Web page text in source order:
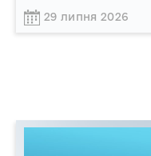
29 липня 2026